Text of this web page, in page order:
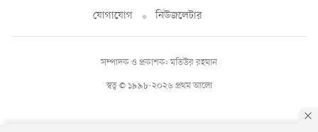
যোগাযোগ
নিউজলেটার
স্বত্ব © ১৯৯৮-২০২৬ প্রথম আলো
সম্পাদক ও প্রকাশক: মতিউর রহমান